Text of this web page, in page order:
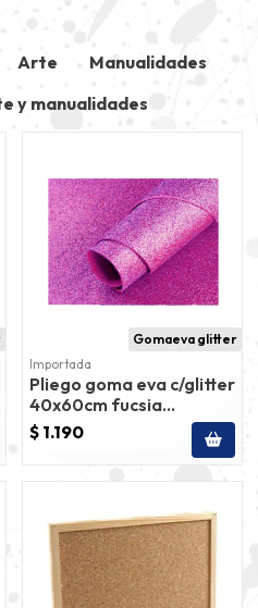
Arte
Manualidades
y manualidades
Gomaeva glitter
Importada
Pliego goma eva c/glitter
40x60cm fucsia
importada
$ 1.190